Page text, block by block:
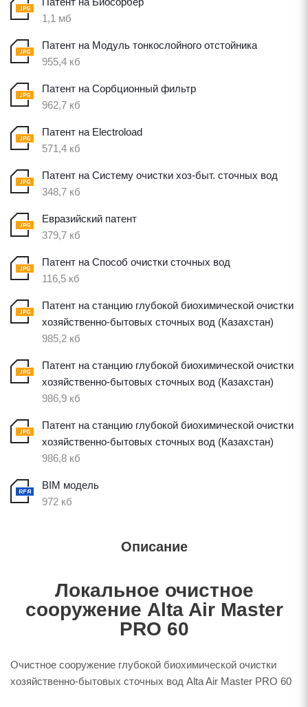
1,1 мб
Патент на Модуль тонкослойного отстойника
955,4 кб
Патент на Сорбционный фильтр
962,7 кб
Патент на Electroload
571,4 кб
Патент на Систему очистки хоз-быт. сточных вод
348,7 кб
Евразийский патент
379,7 кб
Патент на Способ очистки сточных вод
116,5 кб
Патент на станцию глубокой биохимической очистки
хозяйственно-бытовых сточных вод (Казахстан)
985,2 кб
Патент на станцию глубокой биохимической очистки
хозяйственно-бытовых сточных вод (Казахстан)
986,9 кб
Патент на станцию глубокой биохимической очистки
хозяйственно-бытовых сточных вод (Казахстан)
986,8 кб
BIM модель
972 кб
Описание
Локальное очистное
сооружение Alta Air Master
PRO 60
Очистное сооружение глубокой биохимической очистки
хозяйственно-бытовых сточных вод Alta Air Master PRO 60